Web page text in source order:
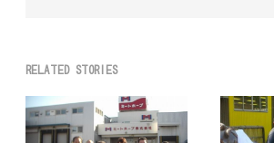
RELATED STORIES